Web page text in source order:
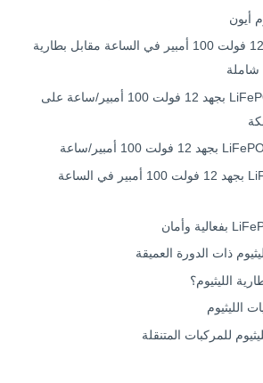
أيون
بطارية LiFePO4 بجهد 12 فولت 100 أمبير في الساعة مقابل بطارية
كيف تعمل بطاريات LiFePO4 بجهد 12 فولت 100 أمبير/ساعة على
لماذا تُعدّ بطارية LiFePO4 بجهد 12 فولت 100 أمبير في الساعة
ذات الدورة العميقة
الليثيوم؟
الليثيوم
للمركبات المتنقلة